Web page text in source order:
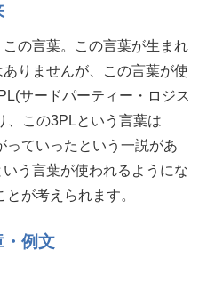
の言葉。この言葉が生まれ
りませんが、この言葉が使
サードパーティー・ロジス
、この3PLという言葉は
っていったという一説があ
う言葉が使われるようにな
が考えられます。
・例文